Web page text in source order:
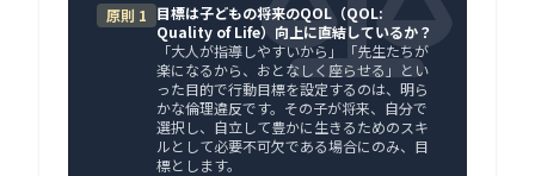
原則 1 目標は子どもの将来のQOL（QOL:
Quality of Life）向上に直結しているか？
「大人が指導しやすいから」「先生たちが
楽になるから、おとなしく座らせる」とい
った目的で行動目標を設定するのは、明ら
かな倫理違反です。その子が将来、自分で
選択し、自立して豊かに生きるためのスキ
ルとして必要不可欠である場合にのみ、目
標とします。